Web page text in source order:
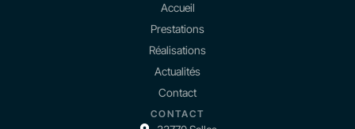
Accueil
Prestations
Réalisations
Actualités
Contact
CONTACT